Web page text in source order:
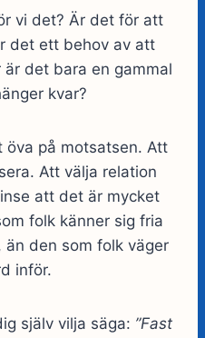
vi det? Är det för att
det ett behov av att
är det bara en gammal
kvar?
öva på motsatsen. Att
Att välja relation
att det är mycket
folk känner sig fria
den som folk väger
inför.
själv vilja säga: ”Fast